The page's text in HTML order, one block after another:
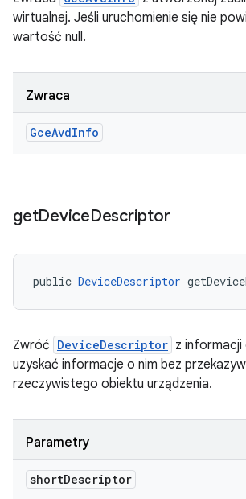
wirtualnej. Jeśli uruchomienie się nie
wartość null.
Zwraca
GceAvdInfo
getDeviceDescriptor
public DeviceDescriptor
Zwróć DeviceDescriptor z informacji
uzyskać informacje o nim bez
rzeczywistego obiektu urządzenia.
Parametry
shortDescriptor